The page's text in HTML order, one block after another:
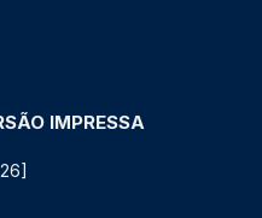
IMPRESSA